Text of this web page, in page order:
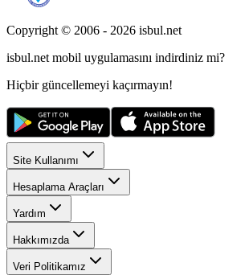
Copyright © 2006 - 2026 isbul.net
isbul.net mobil uygulamasını indirdiniz mi?
Hiçbir güncellemeyi kaçırmayın!
Site Kullanımı
Hesaplama Araçları
Yardım
Hakkımızda
Veri Politikamız